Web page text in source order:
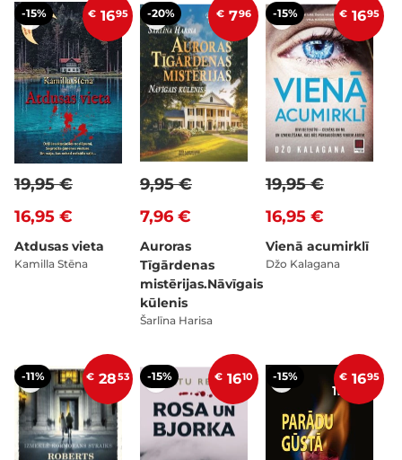
-15% € 1695
16,95 €
19,95 €
Atdusas vieta
Kamilla Stēna
-20% € 796
7,96 €
9,95 €
Auroras
Tīgārdenas
mistērijas.Nāvīgais
kūlenis
Šarlīna Harisa
-15% € 1695
16,95 €
19,95 €
Vienā acumirklī
Džo Kalagana
-11% € 2853 -15% € 1610 -15% € 1695